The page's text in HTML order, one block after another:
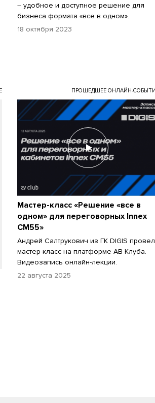
– удобное и доступное решение для
бизнеса формата «все в одном».
18 октября 2023
ПРОШЕДШЕЕ ОНЛАЙН-
Мастер-класс «Решение «все в
одном» для переговорных Innex
CM55»
Андрей Салтрукович из ГК DIGIS провел
мастер-класс на платформе АВ Клуба.
Видеозапись онлайн-лекции.
22 августа 2025